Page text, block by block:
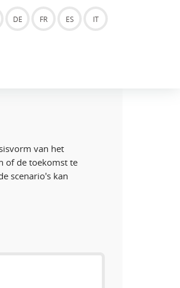
DE FR ES IT
van het
of de toekomst te
scenario's kan